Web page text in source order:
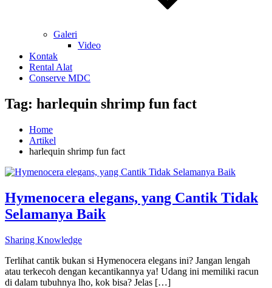
Galeri
Video
Kontak
Rental Alat
Conserve MDC
Tag: harlequin shrimp fun fact
Home
Artikel
harlequin shrimp fun fact
Hymenocera elegans, yang Cantik Tidak
Selamanya Baik
Sharing Knowledge
Terlihat cantik bukan si Hymenocera elegans ini? Jangan lengah
atau terkecoh dengan kecantikannya ya! Udang ini memiliki racun
di dalam tubuhnya lho, kok bisa? Jelas […]